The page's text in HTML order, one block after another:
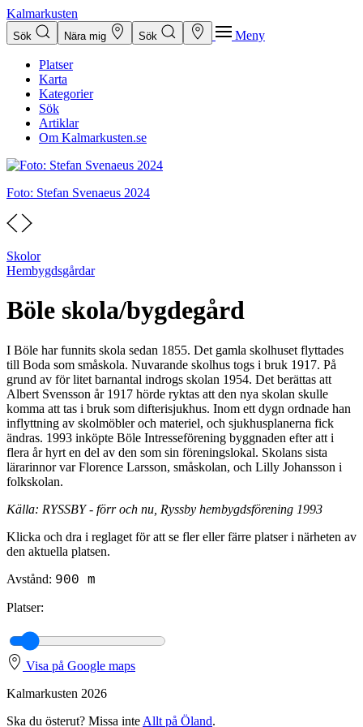
Kalmarkusten
Sök Nära mig Sök Meny
Platser
Karta
Kategorier
Sök
Artiklar
Om Kalmarkusten.se
Foto: Stefan Svenaeus 2024
Skolor
Hembygds­gårdar
Böle skola/bygdegård
I Böle har funnits skola sedan 1855. Det gamla skolhuset flyttades
till Boda som småskola. Nuvarande skolhus togs i bruk 1917. På
grund av för litet barnantal indrogs skolan 1954. Det berättas att
Albert Svensson år 1917 hörde ryktas att den nya skolan skulle
komma att tas i bruk som difterisjukhus. Inom ett dygn ordnade han
inflyttning av skolmöbler och materiel, och sjukhusplanerna fick
ändras. 1993 inköpte Böle Intresseförening byggnaden efter att i
flera år hyrt en del av den som sin föreningslokal. Skolans sista
lärarinnor var Florence Larsson, småskolan, och Lilly Johansson i
folkskolan.
Källa: RYSSBY - förr och nu, Ryssby hembygdsförening 1993
Klicka och dra i reglaget för att se fler eller färre platser i närheten av
den aktuella platsen.
Avstånd: 900 m
Platser:
Visa på Google maps
Kalmarkusten 2026
Ska du österut? Missa inte Allt på Öland.